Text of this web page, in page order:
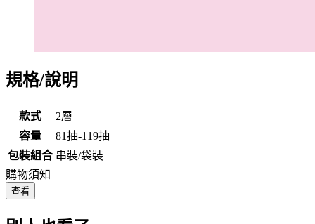
規格/說明
款式
2層
容量
81抽-119抽
包裝組合 串裝/袋裝
購物須知
查看